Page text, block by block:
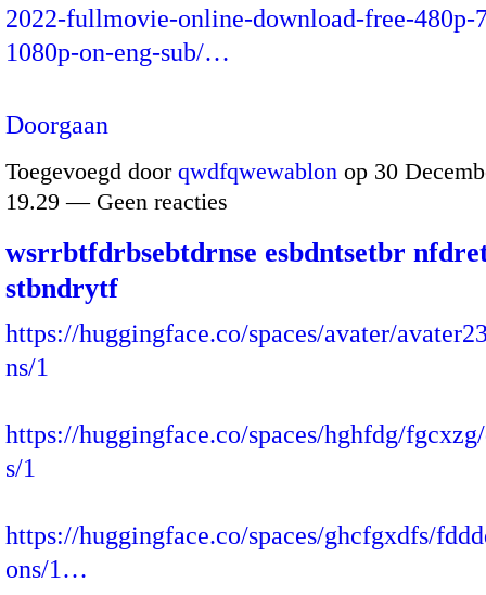
2022-fullmovie-online-download-free-480p-
1080p-on-eng-sub/…
Doorgaan
Toegevoegd door qwdfqwewablon op 30
19.29 — Geen reacties
wsrrbtfdrbsebtdrnse esbdntsetbr
stbndrytf
https://huggingface.co/spaces/avater/
ns/1
https://huggingface.co/spaces/hghfdg/
s/1
https://huggingface.co/spaces/ghcfgxdfs/
ons/1…